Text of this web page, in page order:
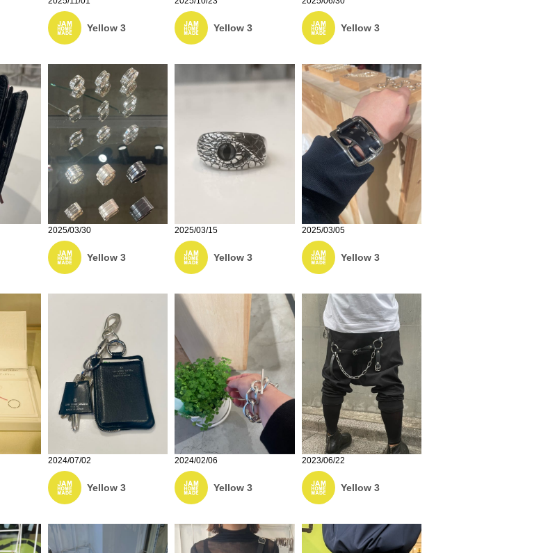
Yellow 3 Yellow 3 Yellow 3
2025/03/30
Yellow 3
2025/03/15
Yellow 3
2025/03/05
Yellow 3
2024/07/02
Yellow 3
2024/02/06
Yellow 3
2023/06/22
Yellow 3